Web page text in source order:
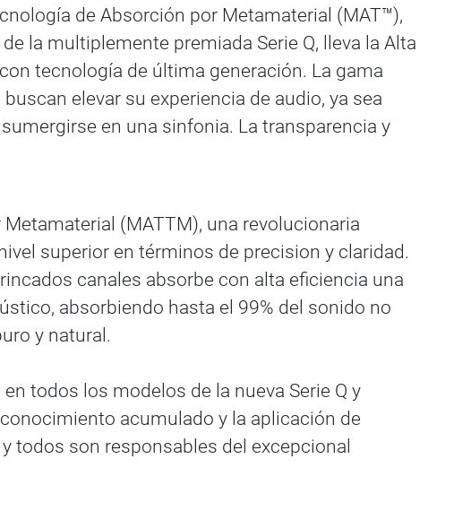
de Absorción por Metamaterial (MAT™),
la multiplemente premiada Serie Q, lleva la Alta
tecnología de última generación. La gama
elevar su experiencia de audio, ya sea
en una sinfonia. La transparencia y
(MATTM), una revolucionaria
superior en términos de precision y claridad.
canales absorbe con alta eficiencia una
absorbiendo hasta el 99% del sonido no
y natural.
todos los modelos de la nueva Serie Q y
acumulado y la aplicación de
todos son responsables del excepcional